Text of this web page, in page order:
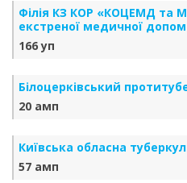
Філія КЗ КОР «КОЦЕМД та
екстреної медичної
166 уп
Білоцерківський
20 амп
Київська обласна
57 амп